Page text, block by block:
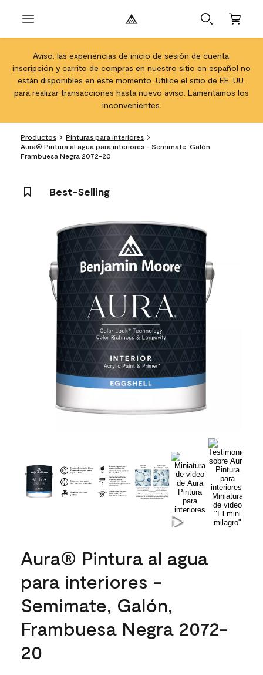
Aviso: las experiencias de inicio de sesión de cuenta,
inscripción y carrito de compras en nuestro sitio en español no
están disponibles en este momento. Utilice el sitio de EE. UU.
para realizar transacciones hasta nuevo aviso. Lamentamos los
inconvenientes.
Productos
Pinturas para interiores
Aura® Pintura al agua para interiores - Semimate, Galón,
Frambuesa Negra 2072-20
Best-Selling
Aura® Pintura al agua
para interiores -
Semimate, Galón,
Frambuesa Negra 2072-
20